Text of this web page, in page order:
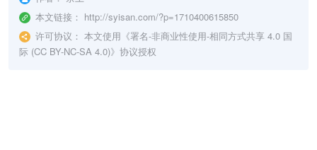
本文链接： http://syisan.com/?p=1710400615850
许可协议： 本文使用《署名-非商业性使用-相同方式共享 4.0 国
际 (CC BY-NC-SA 4.0)》协议授权